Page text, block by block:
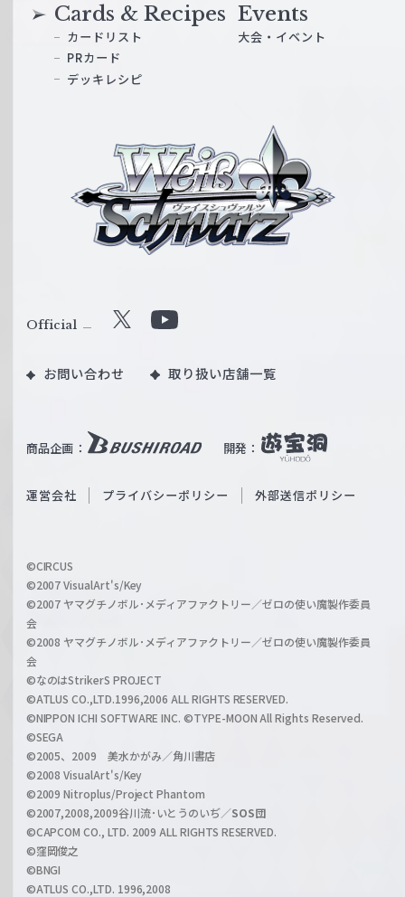
ス
ル
W
ß
c
a
r
z
Cards & Recipes
カードリスト
PRカード
デッキレシピ
Events
大会・イベント
商品企画： 開発：
Official X
u
b
O
i
l
h
a
n
l
お問い合わせ 取り扱い店舗一覧
運営会社 プライバシーポリシー 外部送信ポリシー
©CIRCUS
©2007 VisualArt's/Key
©2007 ヤマグチノボル･メディアファクトリー／ゼロの使い魔製作委員
会
©2008 ヤマグチノボル･メディアファクトリー／ゼロの使い魔製作委員
会
©なのはStrikerS PROJECT
©ATLUS CO.,LTD.1996,2006 ALL RIGHTS RESERVED.
©NIPPON ICHI SOFTWARE INC. ©TYPE-MOON All Rights Reserved.
©SEGA
©2005、2009 美水かがみ／角川書店
©2008 VisualArt's/Key
©2009 Nitroplus/Project Phantom
©2007,2008,2009谷川流･いとうのいぢ／SOS団
©CAPCOM CO., LTD. 2009 ALL RIGHTS RESERVED.
©窪岡俊之
©BNGI
©ATLUS CO.,LTD. 1996,2008